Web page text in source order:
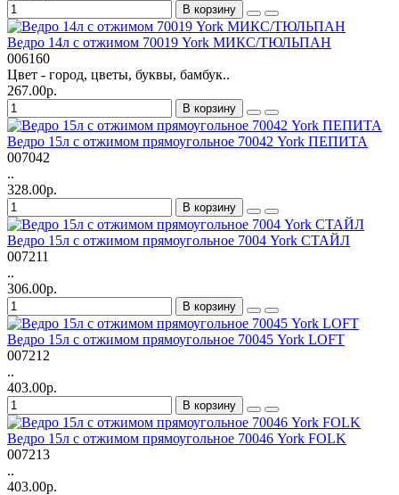
В корзину
Ведро 14л с отжимом 70019 York МИКС/ТЮЛЬПАН
006160
Цвет - город, цветы, буквы, бамбук..
267.00р.
В корзину
Ведро 15л с отжимом прямоугольное 70042 York ПЕПИТА
007042
..
328.00р.
В корзину
Ведро 15л с отжимом прямоугольное 7004 York СТАЙЛ
007211
..
306.00р.
В корзину
Ведро 15л с отжимом прямоугольное 70045 York LOFT
007212
..
403.00р.
В корзину
Ведро 15л с отжимом прямоугольное 70046 York FOLK
007213
..
403.00р.